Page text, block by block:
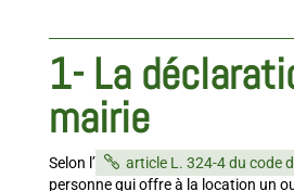
1- La
mairie
Selon l’ article L. 324-4 du code
personne qui offre à la location un